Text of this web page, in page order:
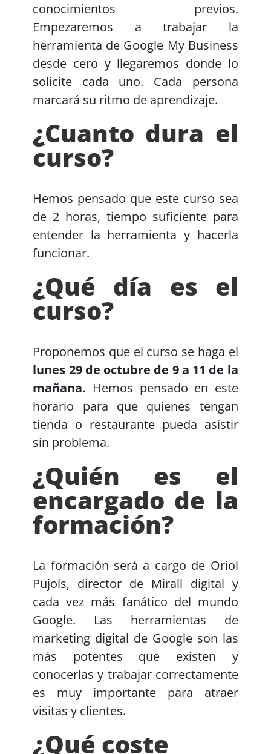
conocimientos previos.
Empezaremos a trabajar la
herramienta de Google My Business
desde cero y llegaremos donde lo
solicite cada uno. Cada persona
marcará su ritmo de aprendizaje.
¿Cuanto dura el
curso?
Hemos pensado que este curso sea
de 2 horas, tiempo suficiente para
entender la herramienta y hacerla
funcionar.
¿Qué día es el
curso?
Proponemos que el curso se haga el
lunes 29 de octubre de 9 a 11 de la
mañana. Hemos pensado en este
horario para que quienes tengan
tienda o restaurante pueda asistir
sin problema.
¿Quién es el
encargado de la
formación?
La formación será a cargo de Oriol
Pujols, director de Mirall digital y
cada vez más fanático del mundo
Google. Las herramientas de
marketing digital de Google son las
más potentes que existen y
conocerlas y trabajar correctamente
es muy importante para atraer
visitas y clientes.
¿Qué coste